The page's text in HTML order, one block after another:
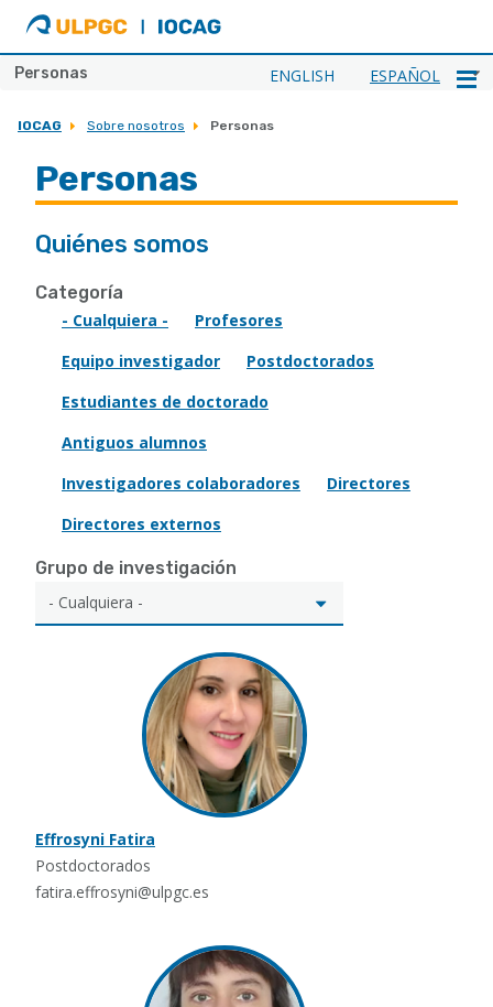
ULPGC
Ir
al
IOCAG
ENGLISH ESPAÑOL
Personas
IOCAG Sobre nosotros Personas
Personas
Quiénes somos
Categoría
- Cualquiera -
Profesores
Equipo investigador
Postdoctorados
Estudiantes de doctorado
Antiguos alumnos
Investigadores colaboradores
Directores
Directores externos
Grupo de investigación
Effrosyni Fatira
Postdoctorados
fatira.effrosyni@ulpgc.es